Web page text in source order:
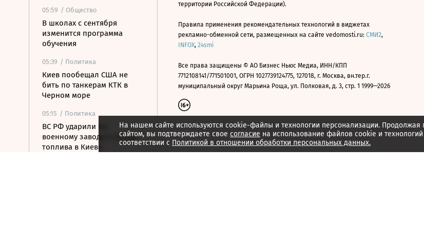
05:59 / Общество
В школах с сентября
изменится программа
обучения
05:39 / Политика
Киев пообещал США не
бить по танкерам КТК в
Черном море
05:15 / Политика
ВС РФ ударили по
военному заводу и складу
топлива в Киеве
На нашем сайте используются cookie-файлы и технологии персонализации. Продолжая
сайтом, вы подтверждаете свое согласие на использование файлов cookie и
соответствии с Политикой в отношении обработки персональных данных.
территории Российской Федерации).
Правила применения рекомендательных технологий в виджетах
рекламно-обменной сети, размещенных на сайте vedomosti.ru: СМИ2,
INFOX, 24smi
Все права защищены © АО Бизнес Ньюс Медиа, ИНН/КПП
7712108141/771501001, ОГРН 1027739124775, 127018, г. Москва, вн.тер.г.
муниципальный округ Марьина Роща, ул. Полковая, д. 3, стр. 1 1999—2026